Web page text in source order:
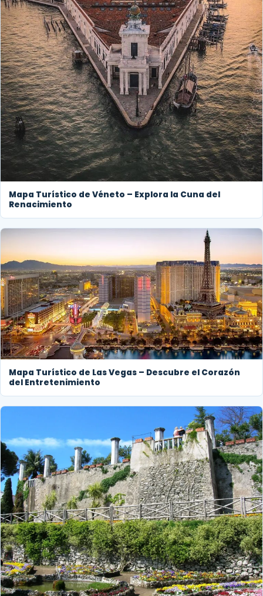
Mapa Turístico de Véneto – Explora la Cuna del
Renacimiento
Mapa Turístico de Las Vegas – Descubre el Corazón
del Entretenimiento